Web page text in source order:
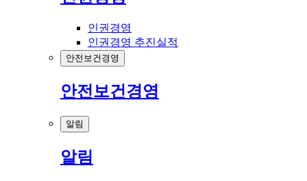
인권경영
인권경영 추진실적
안전보건경영
안전보건경영
알림
알림